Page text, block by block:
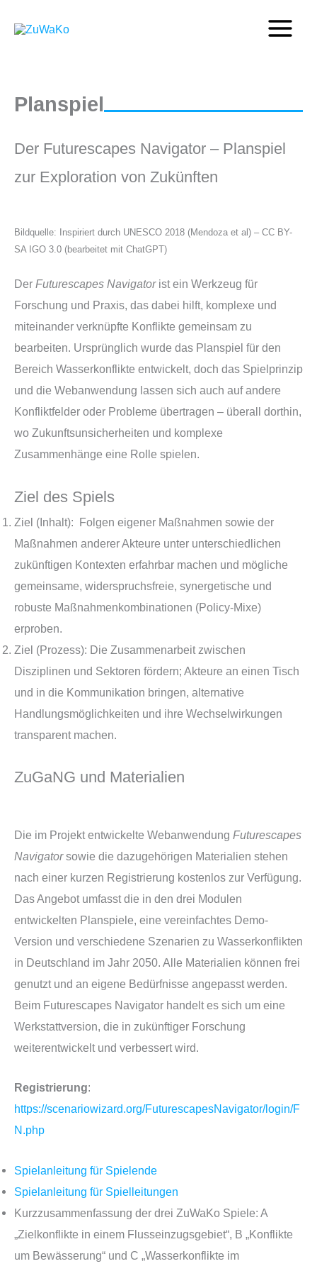
Inhalt
Planspiel
Der Futurescapes Navigator – Planspiel
zur Exploration von Zukünften
Bildquelle: Inspiriert durch UNESCO 2018 (Mendoza et al) – CC BY-
SA IGO 3.0 (bearbeitet mit ChatGPT)
Der Futurescapes Navigatorist ein Werkzeug für
Forschung und Praxis, das dabei hilft, komplexe und
miteinander verknüpfte Konflikte gemeinsam zu
bearbeiten. Ursprünglich wurde das Planspiel für den
Bereich Wasserkonflikte entwickelt, doch das Spielprinzip
und die Webanwendung lassen sich auch auf andere
Konfliktfelder oder Probleme übertragen – überall dorthin,
wo Zukunftsunsicherheiten und komplexe
Zusammenhänge eine Rolle spielen.
Ziel des Spiels
Ziel (Inhalt): Folgen eigener Maßnahmen sowie der
Maßnahmen anderer Akteure unter unterschiedlichen
zukünftigen Kontexten erfahrbar machen und mögliche
gemeinsame, widerspruchsfreie, synergetische und
robuste Maßnahmenkombinationen (Policy-Mixe)
erproben.
Ziel (Prozess): Die Zusammenarbeit zwischen
Disziplinen und Sektoren fördern; Akteure an einen Tisch
und in die Kommunikation bringen, alternative
Handlungsmöglichkeiten und ihre Wechselwirkungen
transparent machen.
ZuGaNG und Materialien
Die im Projekt entwickelte Webanwendung Futurescapes
Navigatorsowie die dazugehörigen Materialien stehen
nach einer kurzen Registrierung kostenlos zur Verfügung.
Das Angebot umfasst die in den drei Modulen
entwickelten Planspiele, eine vereinfachtes Demo-
Version und verschiedene Szenarien zu Wasserkonflikten
in Deutschland im Jahr 2050. Alle Materialien können frei
genutzt und an eigene Bedürfnisse angepasst werden.
Beim Futurescapes Navigator handelt es sich um eine
Werkstattversion, die in zukünftiger Forschung
weiterentwickelt und verbessert wird.
Registrierung:
https://scenariowizard.org/FuturescapesNavigator/login/F
N.php
Spielanleitung für Spielende
Spielanleitung für Spielleitungen
Kurzzusammenfassung der drei ZuWaKo Spiele: A
„Zielkonflikte in einem Flusseinzugsgebiet“, B „Konflikte
um Bewässerung“ und C „Wasserkonflikte im